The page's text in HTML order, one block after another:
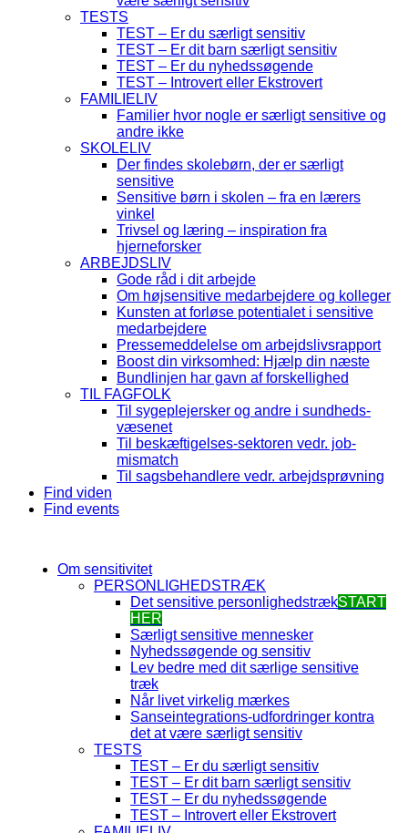
TESTS
TEST – Er du særligt sensitiv
TEST – Er dit barn særligt sensitiv
TEST – Er du nyhedssøgende
TEST – Introvert eller Ekstrovert
FAMILIELIV
Familier hvor nogle er særligt sensitive og
andre ikke
SKOLELIV
Der findes skolebørn, der er særligt
sensitive
Sensitive børn i skolen – fra en lærers
vinkel
Trivsel og læring – inspiration fra
hjerneforsker
ARBEJDSLIV
Gode råd i dit arbejde
Om højsensitive medarbejdere og kolleger
Kunsten at forløse potentialet i sensitive
medarbejdere
Pressemeddelelse om arbejdslivsrapport
Boost din virksomhed: Hjælp din næste
Bundlinjen har gavn af forskellighed
TIL FAGFOLK
Til sygeplejersker og andre i sundheds-
væsenet
Til beskæftigelses-sektoren vedr. job-
mismatch
Til sagsbehandlere vedr. arbejdsprøvning
Find viden
Find events
Om sensitivitet
PERSONLIGHEDSTRÆK
Det sensitive personlighedstrækSTART
HER
Særligt sensitive mennesker
Nyhedssøgende og sensitiv
Lev bedre med dit særlige sensitive
træk
Når livet virkelig mærkes
Sanseintegrations-udfordringer kontra
det at være særligt sensitiv
TESTS
TEST – Er du særligt sensitiv
TEST – Er dit barn særligt sensitiv
TEST – Er du nyhedssøgende
TEST – Introvert eller Ekstrovert